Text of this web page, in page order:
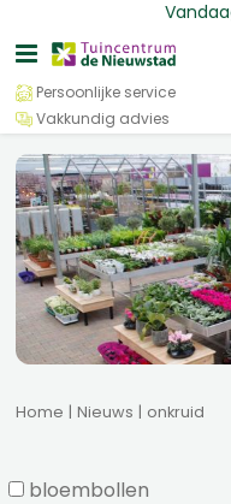
Home Nieuws onkruid
Persoonlijke service
Vakkundig advies
bloembollen